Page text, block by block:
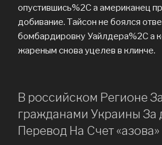
опустившись%2C а американец
добивание. Тайсон не боялся
бомбардировку Уайлдера%2C а
жареным снова уцелев в клинче.
В российском Регионе
гражданами Украины За
Перевод На Счет «азова»